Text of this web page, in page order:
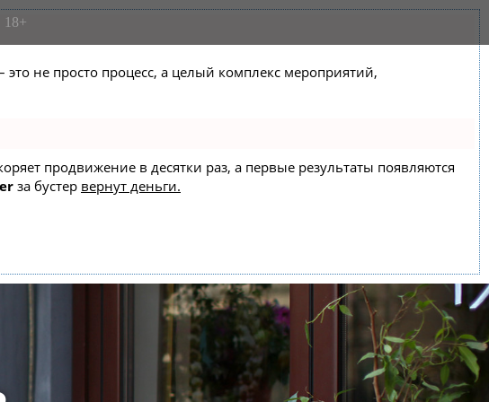
не просто процесс, а целый комплекс мероприятий,
продвижение в десятки раз, а первые результаты появляются
за бустер вернут деньги.
18+